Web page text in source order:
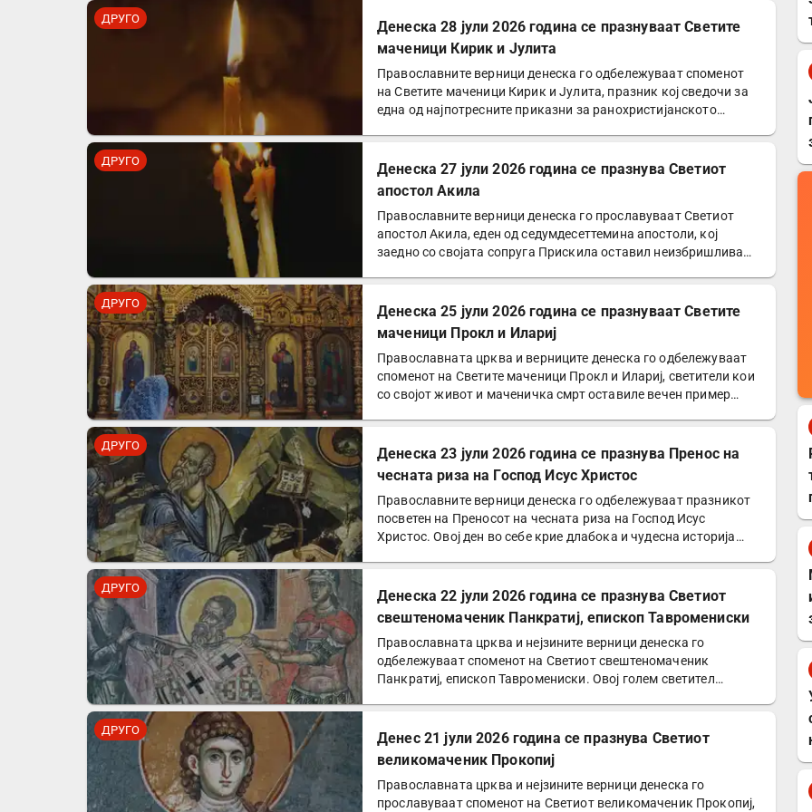
ДРУГО
Денеска 28 јули 2026 година се празнуваат Светите
маченици Кирик и Јулита
Православните верници денеска го одбележуваат споменот
на Светите маченици Кирик и Јулита, празник кој сведочи за
една од најпотресните приказни за ранохристијанското…
ДРУГО
Денеска 27 јули 2026 година се празнува Светиот
апостол Акила
Православните верници денеска го прославуваат Светиот
апостол Акила, еден од седумдесеттемина апостоли, кој
заедно со својата сопруга Прискила оставил неизбришлива
ДРУГО
Денеска 25 јули 2026 година се празнуваат Светите
маченици Прокл и Илариј
Православната црква и верниците денеска го одбележуваат
споменот на Светите маченици Прокл и Илариј, светители кои
со својот живот и маченичка смрт оставиле вечен пример…
ДРУГО
Денеска 23 јули 2026 година се празнува Пренос на
чесната риза на Господ Исус Христос
Православните верници денеска го одбележуваат празникот
посветен на Преносот на чесната риза на Господ Исус
Христос. Овој ден во себе крие длабока и чудесна историја
ДРУГО
Денеска 22 јули 2026 година се празнува Светиот
свештеномаченик Панкратиј, епископ Тавромениски
Православната црква и нејзините верници денеска го
одбележуваат споменот на Светиот свештеномаченик
Панкратиј, епископ Тавромениски. Овој голем светител
ДРУГО
Денес 21 јули 2026 година се празнува Светиот
великомаченик Прокопиј
Православната црква и нејзините верници денеска го
прославуваат споменот на Светиот великомаченик Прокопиј,